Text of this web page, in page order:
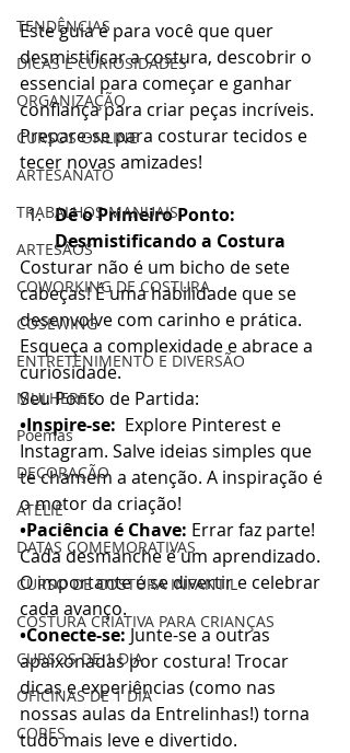
TENDÊNCIAS
DICAS E CURIOSIDADES
ORGANIZAÇÃO
CURSOS ONLINE
ARTESANATO
TRABALHOS MANUAIS
ARTESÃOS
COWORKING DE COSTURA
COSEWING
ENTRETENIMENTO E DIVERSÃO
MULHERES
Poemas
DECORAÇÃO
ATELIÊ
DATAS COMEMORATIVAS
CURSO DE COSTURA INFANTIL
COSTURA CRIATIVA PARA CRIANÇAS
CURSOS DE 1 DIA
OFICINAS DE 1 DIA
CORES
Este guia é para você que quer
desmistificar a costura, descobrir o
essencial para começar e ganhar
confiança para criar peças incríveis.
Prepare-se para costurar tecidos e
tecer novas amizades!
Dê o Primeiro Ponto:
Desmistificando a Costura
Costurar não é um bicho de sete
cabeças! É uma habilidade que se
desenvolve com carinho e prática.
Esqueça a complexidade e abrace a
curiosidade.
Seu Ponto de Partida:
•Inspire-se:
  Explore Pinterest e
Instagram. Salve ideias simples que
te chamem a atenção. A inspiração é
o motor da criação!
•Paciência é Chave: Errar faz parte!
Cada desmanche é um aprendizado.
O importante é se divertir e celebrar
cada avanço.
•Conecte-se: Junte-se a outras
apaixonadas por costura! Trocar
dicas e experiências (como nas
nossas aulas da Entrelinhas!) torna
tudo mais leve e divertido.